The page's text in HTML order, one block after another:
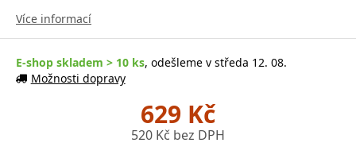
Více informací
E-shop skladem > 10 ks, odešleme v středa 12. 08.
Možnosti dopravy
629 Kč
520 Kč bez DPH